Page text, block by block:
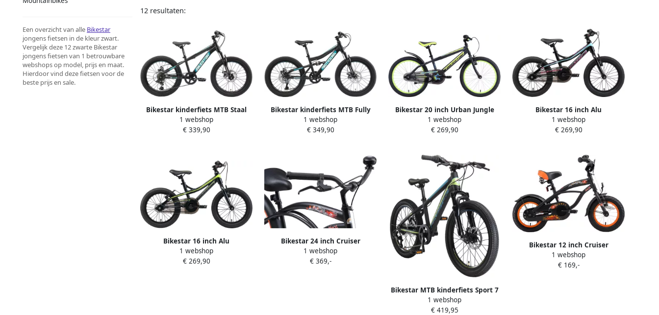
Een overzicht van alle Bikestar
jongens fietsen in de kleur zwart.
Vergelijk deze 12 zwarte Bikestar
jongens fietsen van 1 betrouwbare
webshops op model, prijs en maat.
Hierdoor vind deze fietsen voor de
beste prijs en sale.
12 resultaten:
Bikestar kinderfiets MTB Staal
7speed 20inch zwart
1 webshop
€ 339,90
Bikestar kinderfiets MTB Fully
Staal 7speed 20inch zwart petrol
1 webshop
€ 349,90
Bikestar 20 inch Urban Jungle
kinderfiets zwart geel
1 webshop
€ 269,90
Bikestar 16 inch Alu
Mountainbike kinderfiets zwart
blauw
1 webshop
€ 269,90
Bikestar 16 inch Alu
Mountainbike kinderfiets zwart
groen
1 webshop
€ 269,90
Bikestar 24 inch Cruiser
kinderfiets zwart
1 webshop
€ 369,-
Bikestar MTB kinderfiets Sport 7
speed 20 inch zwart groen
1 webshop
€ 419,95
Bikestar 12 inch Cruiser
kinderfiets zwart
1 webshop
€ 169,-